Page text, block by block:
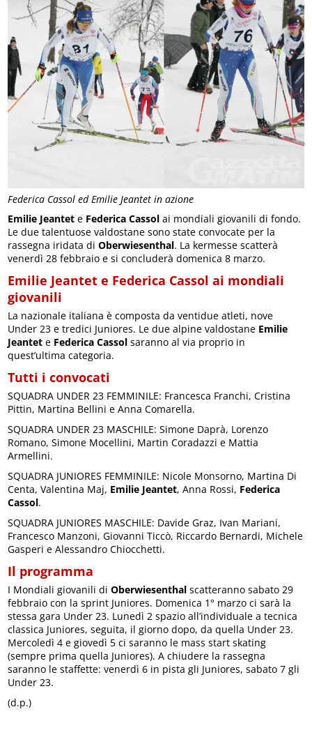
Federica Cassol ed Emilie Jeantet in azione
Emilie Jeantet e Federica Cassol ai mondiali giovanili di fondo.
Le due talentuose valdostane sono state convocate per la
rassegna iridata diOberwiesenthal. La kermesse scatterà
venerdì 28 febbraio e si concluderà domenica 8 marzo.
Emilie Jeantet e Federica Cassol ai mondiali
giovanili
La nazionale italiana è composta da ventidue atleti, nove
Under 23 e tredici Juniores. Le due alpine valdostane Emilie
Jeantet e Federica Cassol saranno al via proprio in
quest’ultima categoria.
Tutti i convocati
SQUADRA UNDER 23 FEMMINILE: Francesca Franchi, Cristina
Pittin, Martina Bellini e Anna Comarella.
SQUADRA UNDER 23 MASCHILE: Simone Daprà, Lorenzo
Romano, Simone Mocellini, Martin Coradazzi e Mattia
Armellini.
SQUADRA JUNIORES FEMMINILE: Nicole Monsorno, Martina Di
Centa, Valentina Maj, Emilie Jeantet, Anna Rossi, Federica
Cassol.
SQUADRA JUNIORES MASCHILE: Davide Graz, Ivan Mariani,
Francesco Manzoni, Giovanni Ticcò, Riccardo Bernardi, Michele
Gasperi e Alessandro Chiocchetti.
Il programma
I Mondiali giovanili diOberwiesenthal scatteranno sabato 29
febbraio con la sprint Juniores. Domenica 1° marzo ci sarà la
stessa gara Under 23. Lunedì 2 spazio all’individuale a tecnica
classica Juniores, seguita, il giorno dopo, da quella Under 23.
Mercoledì 4 e giovedì 5 ci saranno le mass start skating
(sempre prima quella Juniores). A chiudere la rassegna
saranno le staffette: venerdì 6 in pista gli Juniores, sabato 7 gli
Under 23.
(d.p.)